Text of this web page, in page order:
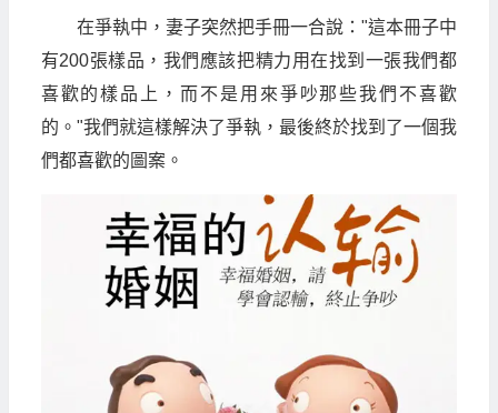
在爭執中，妻子突然把手冊一合說："這本冊子中
有200張樣品，我們應該把精力用在找到一張我們都
喜歡的樣品上，而不是用來爭吵那些我們不喜歡
的。"我們就這樣解決了爭執，最後終於找到了一個我
們都喜歡的圖案。